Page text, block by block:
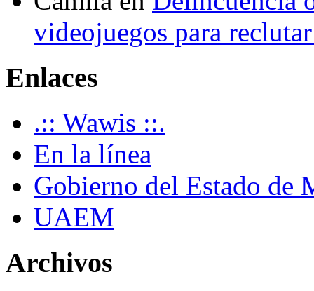
videojuegos para
Enlaces
.:: Wawis ::.
En la línea
Gobierno del Estado de
UAEM
Archivos